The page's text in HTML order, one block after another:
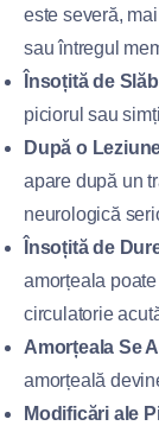
este severă,
sau întregul
Însoțită de
piciorul sau
După o
apare după un
neurologică
Însoțită de
amorțeala
circulatorie
Amorțeala Se
amorțeală
Modificări ale